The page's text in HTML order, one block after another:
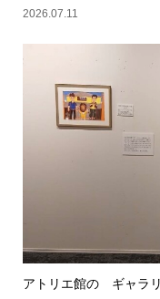
2026.07.11
アトリエ館の ギャラ